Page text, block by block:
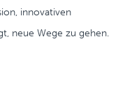
innovativen
neue Wege zu gehen.